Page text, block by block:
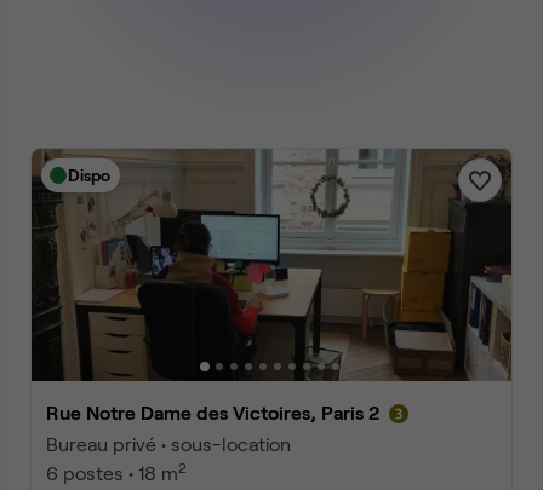
Dispo
Rue Notre Dame des Victoires, Paris 2
Bureau privé • sous-location
6 postes • 18 m2